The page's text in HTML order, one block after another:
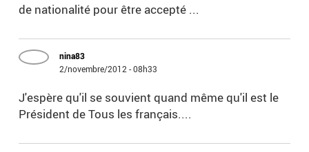
de nationalité pour être accepté ...
nina83
2/novembre/2012 - 08h33
J'espère qu'il se souvient quand même qu'il est le
Président de Tous les français....